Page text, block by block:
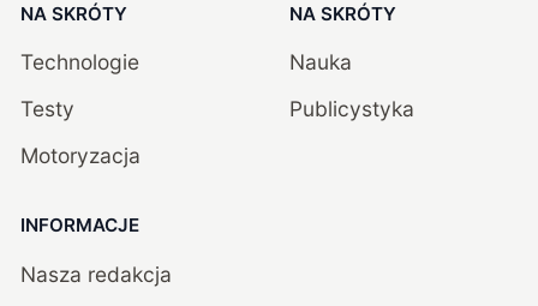
NA SKRÓTY
Technologie
Testy
Motoryzacja
NA SKRÓTY
Nauka
Publicystyka
INFORMACJE
Nasza redakcja